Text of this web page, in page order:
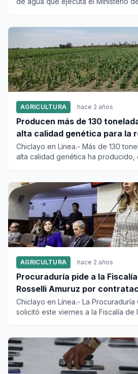
AGRICULTURA hace 2 años
Producen más de 130
alta calidad genética para la
Lambayeque
Chiclayo en Línea.- Más de 130
alta calidad genética ha producido,
AGRICULTURA hace 2 años
Procuraduría pide a la
Rosselli Amuruz por
Chiclayo en Línea.- La Procuraduría
solicitó este viernes a la Fiscalía de